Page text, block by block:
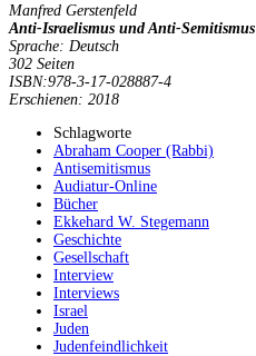
Manfred Gerstenfeld
Anti-Israelismus und Anti-Semitismus
Sprache: Deutsch
302 Seiten
ISBN:978-3-17-028887-4
Erschienen: 2018
Schlagworte
Abraham Cooper (Rabbi)
Antisemitismus
Audiatur-Online
Bücher
Ekkehard W. Stegemann
Geschichte
Gesellschaft
Interview
Interviews
Israel
Juden
Judenfeindlichkeit